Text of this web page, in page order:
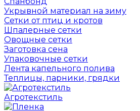
Укрывной материал на зиму
Сетки от птиц и кротов
Шпалерные сетки
Овощные сетки
Заготовка сена
Упаковочные сетки
Лента капельного полива
Теплицы, парники, грядки
Агротекстиль